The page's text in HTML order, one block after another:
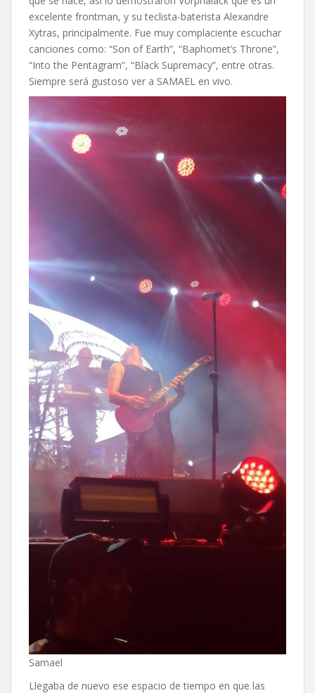
excelente frontman, y su teclista-baterista Alexandre
Xytras, principalmente. Fue muy complaciente escuchar
canciones como: “Son of Earth”, “Baphomet’s Throne”,
“Into the Pentagram”, “Black Supremacy”, entre otras.
Siempre será gustoso ver a SAMAEL en vivo.
Samael
Llegaba de nuevo ese espacio de tiempo en que las